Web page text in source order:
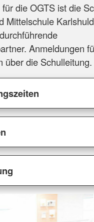
die OGTS ist die
Mittelschule
Anmeldungen
über die Schulleitung.